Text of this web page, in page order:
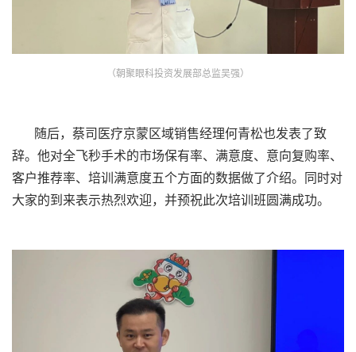
（朝聚眼科投资发展部总监吴强）
随后，蔡司医疗京蒙区域销售经理何青松也发表了致
辞。他对全飞秒手术的市场保有率、满意度、意向复购率、
客户推荐率、培训满意度五个方面的数据做了介绍。同时对
大家的到来表示热烈欢迎，并预祝此次培训班圆满成功。